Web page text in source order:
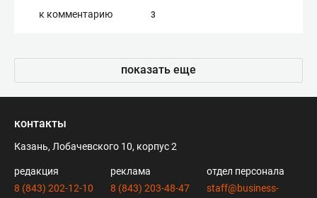
к комментарию 3
показать еще
контакты
Казань, Лобачевского 10, корпус 2
редакция
8 (843) 202-12-10
реклама
8 (843) 203-48-47
отдел персонала
staff@business-